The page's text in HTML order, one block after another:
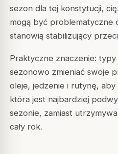
sezon dla tej konstytucji,
mogą być problematyczne
stanowią stabilizujący
Praktyczne znaczenie: typy
sezonowo zmieniać swoje
oleje, jedzenie i rutynę,
która jest najbardziej
sezonie, zamiast
cały rok.